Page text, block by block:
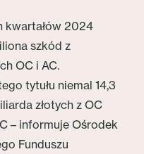
kwartałów 2024
szkód z
OC i AC.
tytułu niemal 14,3
złotych z OC
– informuje Ośrodek
Funduszu